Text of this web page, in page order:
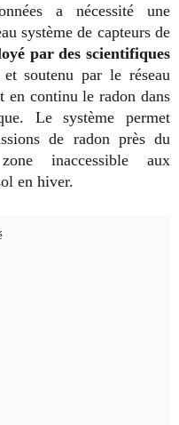
a nécessité une
système de capteurs de
par des scientifiques
et soutenu par le réseau
en continu le radon dans
Le système permet
de radon près du
inaccessible aux
en hiver.